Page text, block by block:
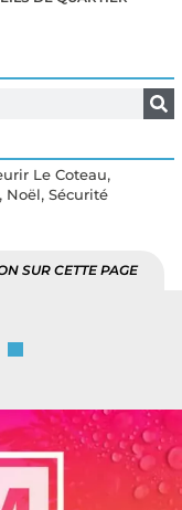
Le Coteau,
, Noël, Sécurité
SUR CETTE PAGE